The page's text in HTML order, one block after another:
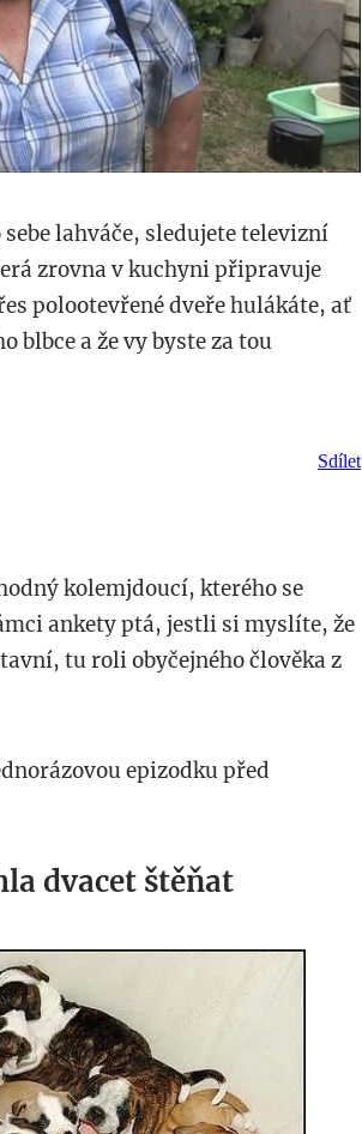
lahváče, sledujete televizní
zrovna v kuchyni připravuje
polootevřené dveře hulákáte, ať
blbce a že vy byste za tou
Sdílet
kolemjdoucí, kterého se
ankety ptá, jestli si myslíte, že
tu roli obyčejného člověka z
epizodku před
dvacet štěňat